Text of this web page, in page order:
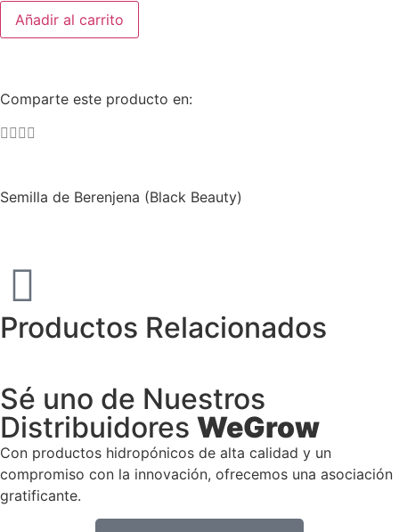
Añadir al carrito
Comparte este producto en:
Semilla de Berenjena (Black Beauty)
Productos Relacionados
Sé uno de Nuestros
Distribuidores WeGrow
Con productos hidropónicos de alta calidad y un
compromiso con la innovación, ofrecemos una asociación
gratificante.